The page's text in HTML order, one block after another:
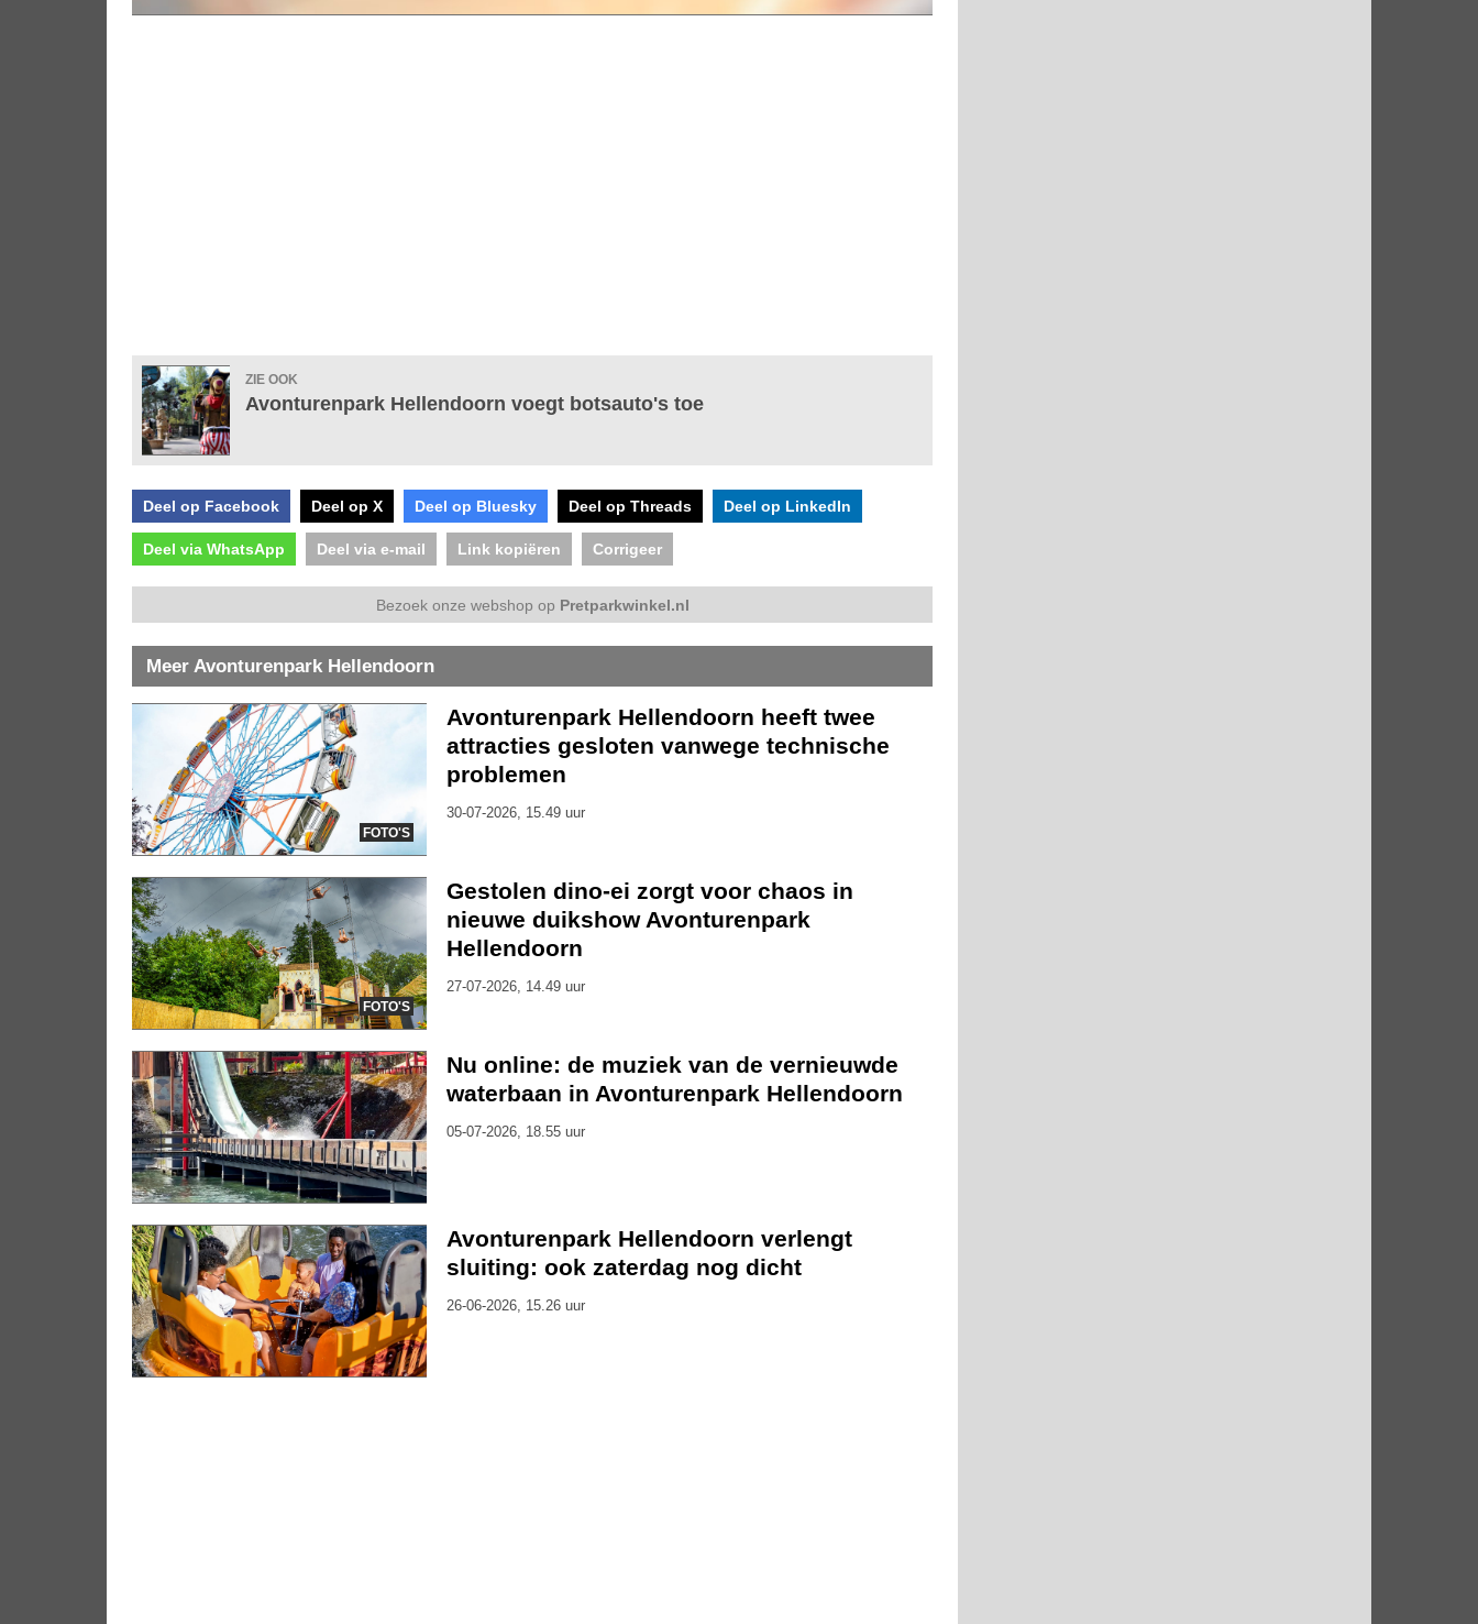
ZIE OOK
Avonturenpark Hellendoorn voegt botsauto's toe
Deel op Facebook Deel op X Deel op Bluesky Deel op Threads Deel op LinkedIn
Deel via WhatsApp Deel via e-mail Link kopiëren Corrigeer
Bezoek onze webshop op Pretparkwinkel.nl
Meer Avonturenpark Hellendoorn
FOTO'S
Avonturenpark Hellendoorn heeft twee
attracties gesloten vanwege technische
problemen
30-07-2026, 15.49 uur
FOTO'S
Gestolen dino-ei zorgt voor chaos in
nieuwe duikshow Avonturenpark
Hellendoorn
27-07-2026, 14.49 uur
Nu online: de muziek van de vernieuwde
waterbaan in Avonturenpark Hellendoorn
05-07-2026, 18.55 uur
Avonturenpark Hellendoorn verlengt
sluiting: ook zaterdag nog dicht
26-06-2026, 15.26 uur